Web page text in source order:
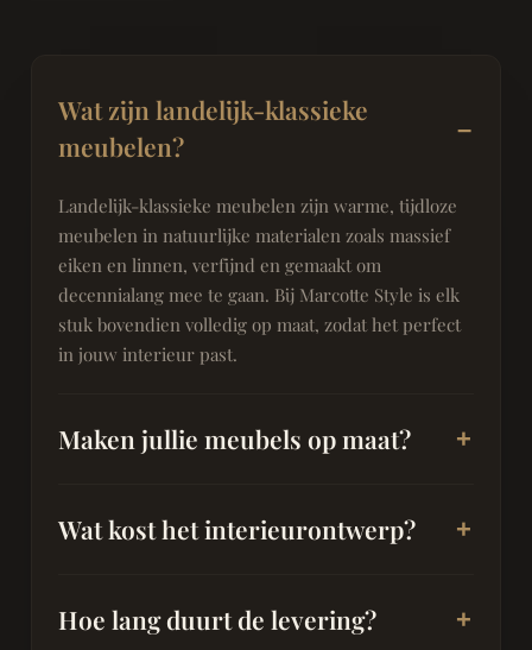
Wat zijn landelijk-klassieke
meubelen?
Landelijk-klassieke meubelen zijn warme, tijdloze
meubelen in natuurlijke materialen zoals massief
eiken en linnen, verfijnd en gemaakt om
decennialang mee te gaan. Bij Marcotte Style is elk
stuk bovendien volledig op maat, zodat het perfect
in jouw interieur past.
Maken jullie meubels op maat?
Wat kost het interieurontwerp?
Hoe lang duurt de levering?